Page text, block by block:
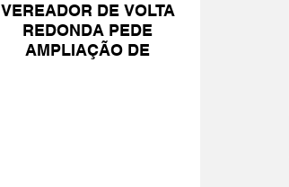
VEREADOR DE VOLTA
REDONDA PEDE
AMPLIAÇÃO DE